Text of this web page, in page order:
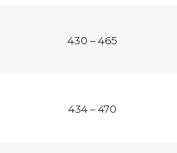
430 – 465
434 – 470